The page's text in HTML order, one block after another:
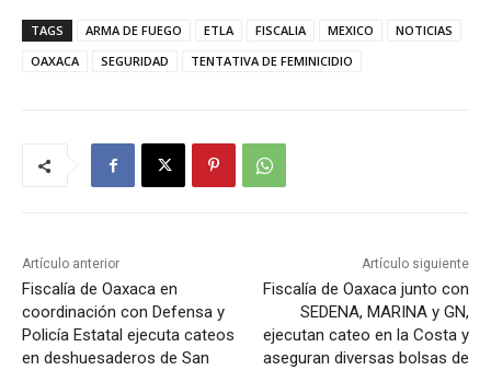
TAGS ARMA DE FUEGO ETLA FISCALIA MEXICO
NOTICIAS
OAXACA
SEGURIDAD TENTATIVA DE FEMINICIDIO
Artículo anterior
Fiscalía de Oaxaca en
coordinación con Defensa y
Policía Estatal ejecuta cateos
en deshuesaderos de San
Artículo siguiente
Fiscalía de Oaxaca junto con
SEDENA, MARINA y GN,
ejecutan cateo en la Costa y
aseguran diversas bolsas de